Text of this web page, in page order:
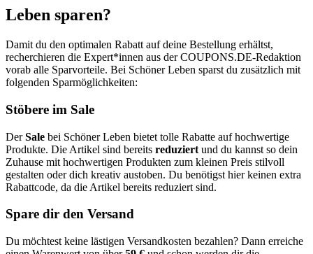
Leben sparen?
Damit du den optimalen Rabatt auf deine Bestellung erhältst,
recherchieren die Expert*innen aus derCOUPONS.DE-Redaktion
vorab alle Sparvorteile. Bei Schöner Leben sparst du zusätzlich mit
folgenden Sparmöglichkeiten:
Stöbere im Sale
DerSale bei Schöner Leben bietet tolle Rabatte auf hochwertige
Produkte. Die Artikel sind bereits reduziert und du kannst so dein
Zuhause mit hochwertigen Produkten zum kleinen Preis stilvoll
gestalten oder dich kreativ austoben. Du benötigst hier keinen extra
Rabattcode, da die Artikel bereits reduziert sind.
Spare dir den Versand
Du möchtest keine lästigen Versandkosten bezahlen? Dann erreiche